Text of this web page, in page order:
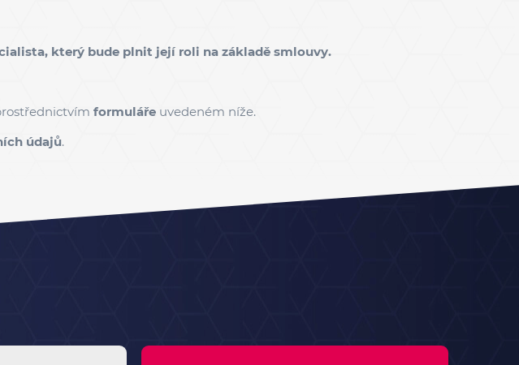
který bude plnit její roli na základě smlouvy.
formuláře uvedeném níže.
údajů.